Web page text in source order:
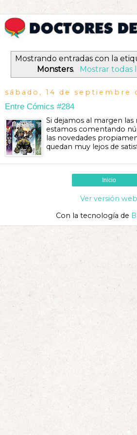
Mostrando entradas con la
Monsters. Mostrar todas
sábado, 14 de septiembre
Entre Cómics #284
Si dejamos al margen las
estamos comentando
las novedades
quedan muy lejos de
Inicio
Ver versión web
Con la tecnología de